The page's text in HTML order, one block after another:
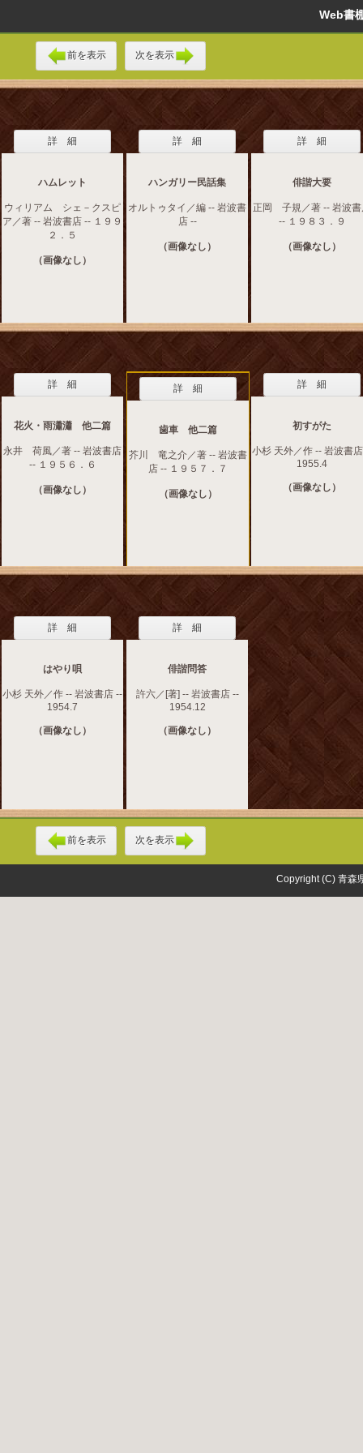
Web
前を表示 次を表示
詳 細
ハムレット
ウィリアム シェ－クスピ
ア／著 -- 岩波書店 -- １９９
２．５
（画像なし）
詳 細
ハンガリー民話集
オルトゥタイ／編 -- 岩波書
店 --
（画像なし）
詳 細
俳諧大要
正岡 子規／著 -- 岩波書
-- １９８３．９
（画像なし）
詳 細
花火・雨瀟瀟 他二篇
永井 荷風／著 -- 岩波書店
-- １９５６．６
（画像なし）
詳 細
歯車 他二篇
芥川 竜之介／著 -- 岩波書
店 -- １９５７．７
（画像なし）
詳 細
初すがた
小杉 天外／作 -- 岩波書
1955.4
（画像なし）
詳 細
はやり唄
小杉 天外／作 -- 岩波書店 --
1954.7
（画像なし）
詳 細
俳諧問答
許六／[著] -- 岩波書店 --
1954.12
（画像なし）
前を表示 次を表示
Copyright (C) 青森